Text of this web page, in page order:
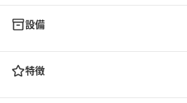
設備
特徴